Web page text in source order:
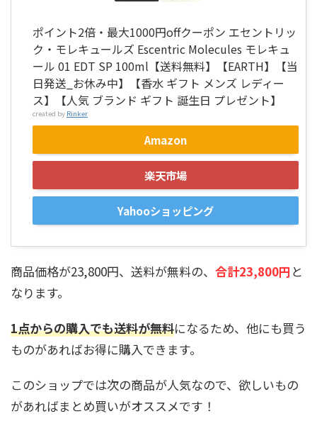
ポイント2倍・最大1000円offクーポン エセントリッ
ク・モレキュールズ Escentric Molecules モレキュ
ール 01 EDT SP 100ml【送料無料】【EARTH】【当
日発送_お休み中】【香水 ギフト メンズ レディー
ス】【人気 ブランド ギフト 誕生日 プレゼント】
created by Rinker
Amazon
楽天市場
Yahooショッピング
商品価格が23,800円、送料が無料の、 合計23,800円 と
なります。
1点からの購入でも送料が無料になるため、他にも買う
ものがあればお得に購入できます。
このショップでは次の商品が人気なので、欲しいもの
があればまとめ買いがオススメです！